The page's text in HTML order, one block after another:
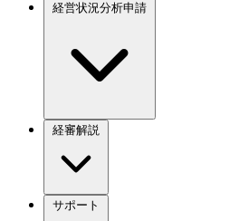
経営状況分析申請
経審解説
サポート